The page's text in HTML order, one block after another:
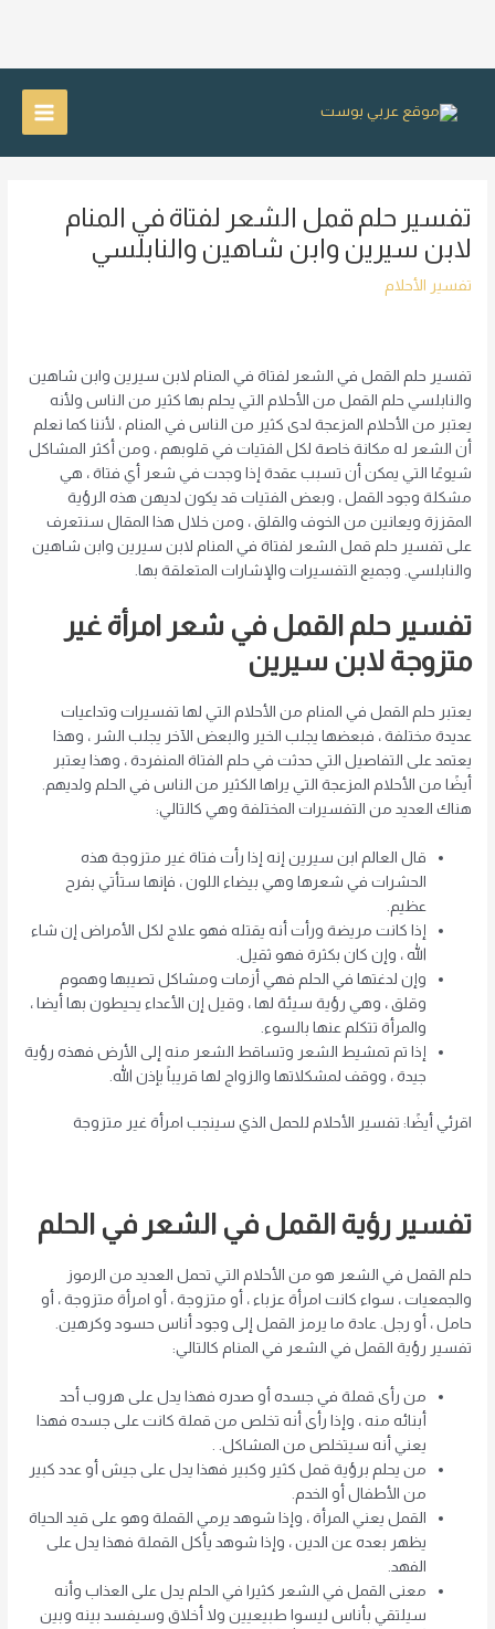
Main
تفسير حلم قمل الشعر لفتاة في المنام
لابن سيرين وابن شاهين والنابلسي
تفسير الأحلام
تفسير حلم القمل في الشعر لفتاة في المنام لابن سيرين وابن شاهين
والنابلسي حلم القمل من الأحلام التي يحلم بها كثير من الناس ولأنه
يعتبر من الأحلام المزعجة لدى كثير من الناس في المنام ، لأننا كما نعلم
أن الشعر له مكانة خاصة لكل الفتيات في قلوبهم ، ومن أكثر المشاكل
شيوعًا التي يمكن أن تسبب عقدة إذا وجدت في شعر أي فتاة ، هي
مشكلة وجود القمل ، وبعض الفتيات قد يكون لديهن هذه الرؤية
المقززة ويعانين من الخوف والقلق ، ومن خلال هذا المقال سنتعرف
على تفسير حلم قمل الشعر لفتاة في المنام لابن سيرين وابن شاهين
والنابلسي. وجميع التفسيرات والإشارات المتعلقة بها.
تفسير حلم القمل في شعر امرأة غير
متزوجة لابن سيرين
يعتبر حلم القمل في المنام من الأحلام التي لها تفسيرات وتداعيات
عديدة مختلفة ، فبعضها يجلب الخير والبعض الآخر يجلب الشر ، وهذا
يعتمد على التفاصيل التي حدثت في حلم الفتاة المنفردة ، وهذا يعتبر
أيضًا من الأحلام المزعجة التي يراها الكثير من الناس في الحلم ولديهم.
هناك العديد من التفسيرات المختلفة وهي كالتالي:
قال العالم ابن سيرين إنه إذا رأت فتاة غير متزوجة هذه
الحشرات في شعرها وهي بيضاء اللون ، فإنها ستأتي بفرح
عظيم.
إذا كانت مريضة ورأت أنه يقتله فهو علاج لكل الأمراض إن شاء
الله ، وإن كان بكثرة فهو ثقيل.
وإن لدغتها في الحلم فهي أزمات ومشاكل تصيبها وهموم
وقلق ، وهي رؤية سيئة لها ، وقيل إن الأعداء يحيطون بها أيضا ،
والمرأة تتكلم عنها بالسوء.
إذا تم تمشيط الشعر وتساقط الشعر منه إلى الأرض فهذه رؤية
جيدة ، ووقف لمشكلاتها والزواج لها قريباً بإذن الله.
اقرئي أيضًا: تفسير الأحلام للحمل الذي سينجب امرأة غير متزوجة
تفسير رؤية القمل في الشعر في الحلم
حلم القمل في الشعر هو من الأحلام التي تحمل العديد من الرموز
والجمعيات ، سواء كانت امرأة عزباء ، أو متزوجة ، أو امرأة متزوجة ، أو
حامل ، أو رجل. عادة ما يرمز القمل إلى وجود أناس حسود وكرهين.
تفسير رؤية القمل في الشعر في المنام كالتالي:
من رأى قملة في جسده أو صدره فهذا يدل على هروب أحد
أبنائه منه ، وإذا رأى أنه تخلص من قملة كانت على جسده فهذا
يعني أنه سيتخلص من المشاكل. .
من يحلم برؤية قمل كثير وكبير فهذا يدل على جيش أو عدد كبير
من الأطفال أو الخدم.
القمل يعني المرأة ، وإذا شوهد يرمي القملة وهو على قيد الحياة
يظهر بعده عن الدين ، وإذا شوهد يأكل القملة فهذا يدل على
الفهد.
معنى القمل في الشعر كثيرا في الحلم يدل على العذاب وأنه
سيلتقي بأناس ليسوا طبيعيين ولا أخلاق وسيفسد بينه وبين